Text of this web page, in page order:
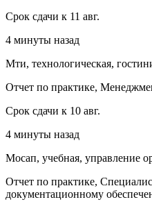
Срок сдачи к 11 авг.
4 минуты назад
Мти, технологическая,
Отчет по практике,
Срок сдачи к 10 авг.
4 минуты назад
Мосап, учебная, управление
Отчет по практике,
документационному